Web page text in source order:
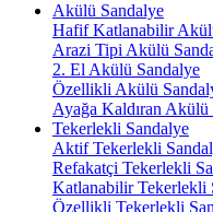
Akülü Sandalye
Hafif Katlanabilir
Arazi Tipi Akülü
2. El Akülü Sandalye
Özellikli Akülü
Ayağa Kaldıran
Tekerlekli Sandalye
Aktif Tekerlekli
Refakatçi Tekerlekli
Katlanabilir Tekerlekli
Özellikli Tekerlekli